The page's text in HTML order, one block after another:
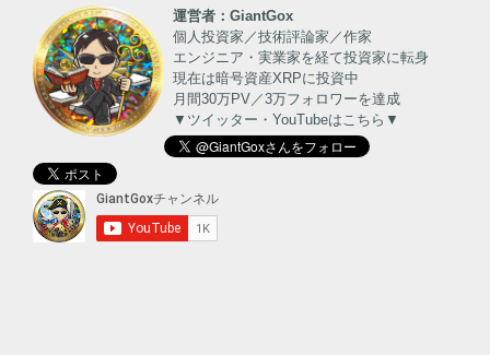
運営者：GiantGox
個人投資家／技術評論家／作家
エンジニア・実業家を経て投資家に転身
現在は暗号資産XRPに投資中
月間30万PV／3万フォロワーを達成
▼ツイッター・YouTubeはこちら▼